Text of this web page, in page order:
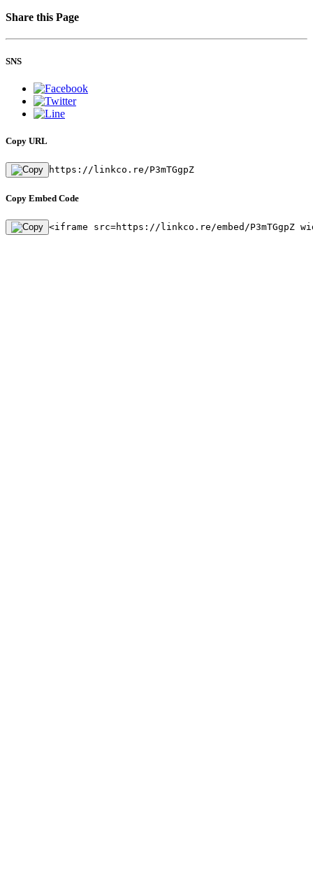
Share this Page
SNS
Copy URL
https://linkco.re/P3mTGgpZ
Copy Embed Code
<iframe src=https://linkco.re/embed/P3mTGgpZ